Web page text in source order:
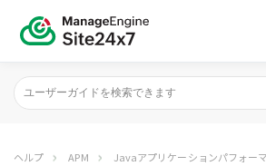
ヘルプ APM
Javaアプリケーションパフォー